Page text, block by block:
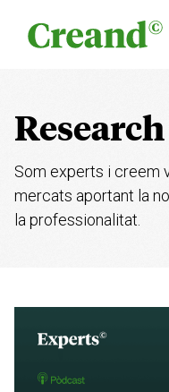
Research
Som experts i creem
mercats aportant la
la professionalitat.